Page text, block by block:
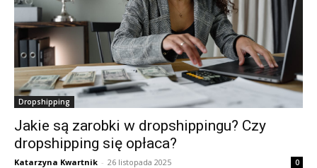
Dropshipping
Jakie są zarobki w dropshippingu? Czy
dropshipping się opłaca?
Katarzyna Kwartnik - 26 listopada 2025 0